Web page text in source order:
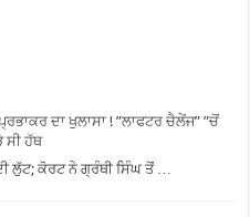
ਦਾ ਖੁਲਾਸਾ ! ”ਲਾਫਟਰ ਚੈਲੇਂਜ” ”ਚੋਂ
ਸੀ ਹੱਥ
ਲੁੱਟ; ਕੋਰਟ ਨੇ ਗ੍ਰੰਥੀ ਸਿੰਘ ਤੋਂ …